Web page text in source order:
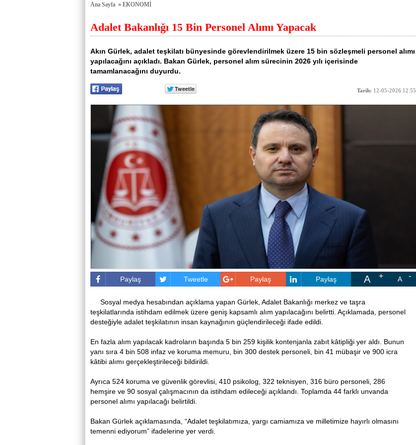
porno
escort
antalya
escort
bursa
escort
escort
alanya
Genel
şehir
rehberi
Ana Sayfa » EKONOMİ
Adalet Bakanlığı 15 Bin Personel Alımı Yapacak
Akın Gürlek, adalet teşkilatı bünyesinde görevlendirilmek üzere 15 bin sözleşmeli personel alımı
yapılacağını açıkladı. Bakan Gürlek, personel alım sürecinin 2026 yılı içerisinde
tamamlanacağını duyurdu.
Tarih: 12-05-2026 12:55
Paylaş Tweetle Paylaş Paylaş A A
Sosyal medya hesabından açıklama yapan Gürlek, Adalet Bakanlığı merkez ve taşra
teşkilatlarında istihdam edilmek üzere geniş kapsamlı alım yapılacağını belirtti. Açıklamada, personel
desteğiyle adalet teşkilatının insan kaynağının güçlendirileceği ifade edildi.
En fazla alım yapılacak kadroların başında 5 bin 259 kişilik kontenjanla zabıt kâtipliği yer aldı. Bunun
yanı sıra 4 bin 508 infaz ve koruma memuru, bin 300 destek personeli, bin 41 mübaşir ve 900 icra
kâtibi alımı gerçekleştirileceği bildirildi.
Ayrıca 524 koruma ve güvenlik görevlisi, 410 psikolog, 322 teknisyen, 316 büro personeli, 286
hemşire ve 90 sosyal çalışmacının da istihdam edileceği açıklandı. Toplamda 44 farklı unvanda
personel alımı yapılacağı belirtildi.
Bakan Gürlek açıklamasında, “Adalet teşkilatımıza, yargı camiamıza ve milletimize hayırlı olmasını
temenni ediyorum” ifadelerine yer verdi.